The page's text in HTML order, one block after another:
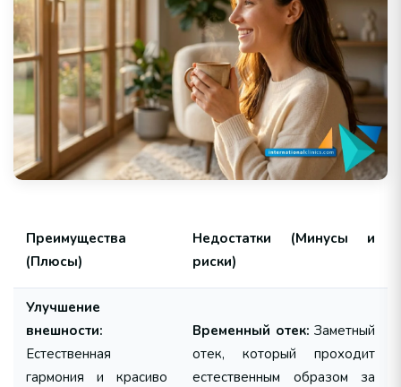
Преимущества
(Плюсы)
Недостатки (Минусы и
риски)
Улучшение
внешности:
Естественная
гармония и красиво
Временный отек: Заметный
отек, который проходит
естественным образом за